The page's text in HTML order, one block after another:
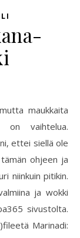
maukkaita
on vaihtelua.
ettei siellä ole
ohjeen ja
niinkuin pitikin.
ja wokki
sivustolta.
Marinadi: